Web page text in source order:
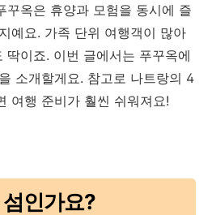
꾸옥은 휴양과 모험을 동시에 즐
예요. 가족 단위 여행객이 많아
딱이죠. 이번 글에서는 푸꾸옥에
소개할게요. 참고로 나트랑의 4
여행 준비가 훨씬 쉬워져요!
인가요?